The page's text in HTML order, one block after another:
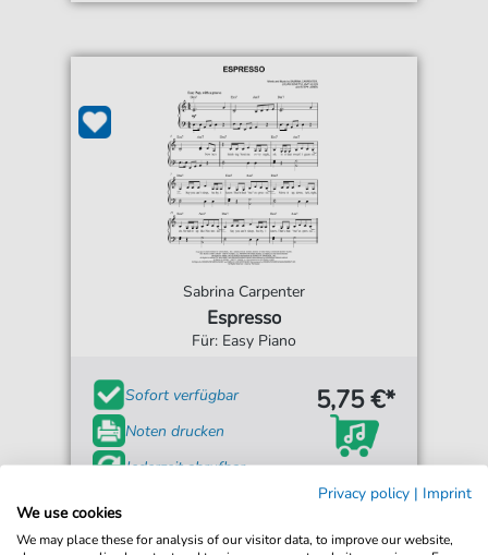
Sabrina Carpenter
Espresso
Für: Easy Piano
Sofort verfügbar
Noten drucken
Jederzeit abrufbar
5,75 €*
Privacy policy | Imprint
We use cookies
We may place these for analysis of our visitor data, to improve our website,